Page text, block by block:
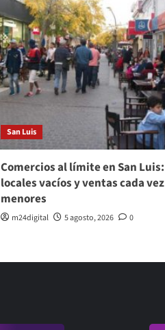
San Luis
Comercios al límite en San Luis:
locales vacíos y ventas cada vez
menores
m24digital 5 agosto, 2026 0